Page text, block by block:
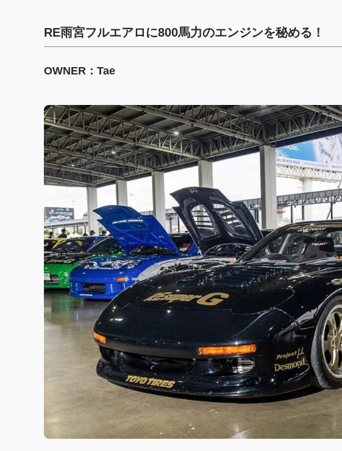
RE雨宮フルエアロに800馬力のエンジンを秘める！
OWNER：Tae